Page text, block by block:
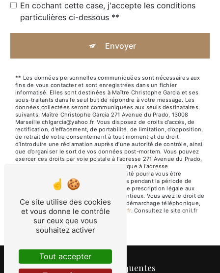
En cochant cette case, j'accepte les conditions
particulières ci-dessous **
Envoyer
** Les données personnelles communiquées sont nécessaires aux
fins de vous contacter et sont enregistrées dans un fichier
informatisé. Elles sont destinées à Maître Christophe Garcia et ses
sous-traitants dans le seul but de répondre à votre message. Les
données collectées seront communiquées aux seuls destinataires
suivants: Maître Christophe Garcia 271 Avenue du Prado, 13008
Marseille chlgarcia@yahoo.fr. Vous disposez de droits d’accès, de
rectification, d’effacement, de portabilité, de limitation, d’opposition,
de retrait de votre consentement à tout moment et du droit
d’introduire une réclamation auprès d’une autorité de contrôle, ainsi
que d’organiser le sort de vos données post-mortem. Vous pouvez
exercer ces droits par voie postale à l'adresse 271 Avenue du Prado,
13008 Marseille ou par courrier électronique à l'adresse
chlgarcia@yahoo.fr. Un justificatif d'identité pourra vous être
demandé. Nous conservons vos données pendant la période de
prise de contact puis pendant la durée de prescription légale aux
fins probatoires et de gestion des contentieux. Vous avez le droit de
vous inscrire sur la liste d'opposition au démarchage téléphonique,
disponible à cette adresse:Bloctel.gouv.fr. Consultez le site cnil.fr
pour plus d’informations sur vos droits.
Recherches fréquentes
Ce site utilise des cookies
et vous donne le contrôle
sur ceux que vous
souhaitez activer
Tout accepter